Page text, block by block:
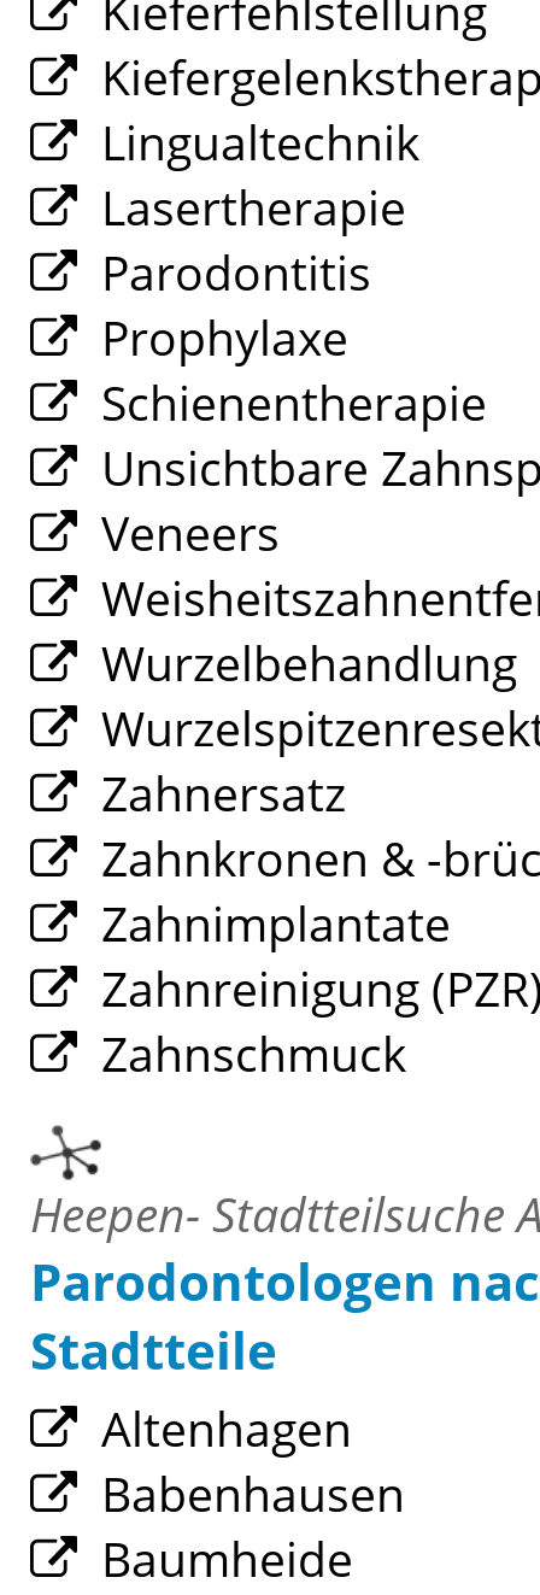
Lingualtechnik
Lasertherapie
Parodontitis
Prophylaxe
Schienentherapie
Unsichtbare
Veneers
Wurzelbehandlung
Zahnersatz
Zahnkronen & -
Zahnimplantate
Zahnreinigung
Zahnschmuck
Heepen- Stadtteilsuche
Parodontologen
Stadtteile
Altenhagen
Babenhausen
Baumheide